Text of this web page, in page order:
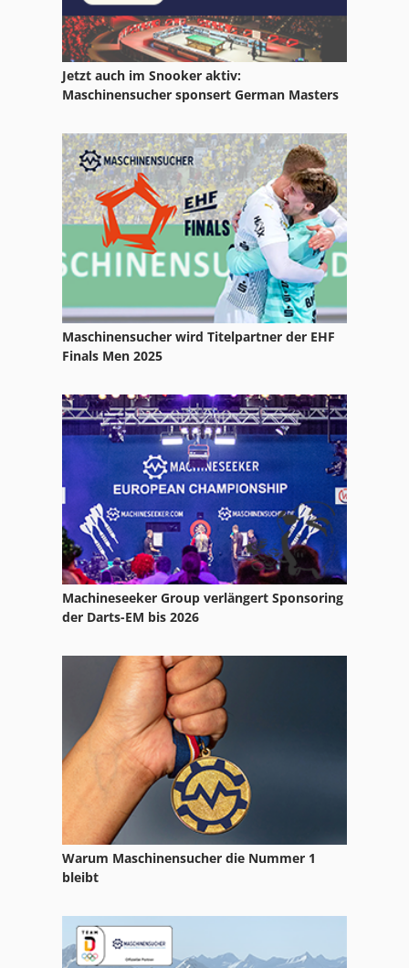
Holder P 30
Matec 30 Hv
Matec 30 L
Mubea Kl 30
Promag 30 F
Schaeff Hml 30 B
Stihl E 30
Volvo L 30
Yanmar B 30 V
Zimmermann Fz 30
Jetzt auch im Snooker aktiv:
Maschinensucher sponsert German Masters
Maschinensucher wird Titelpartner der EHF
Finals Men 2025
Machineseeker Group verlängert Sponsoring
der Darts-EM bis 2026
Warum Maschinensucher die Nummer 1
bleibt